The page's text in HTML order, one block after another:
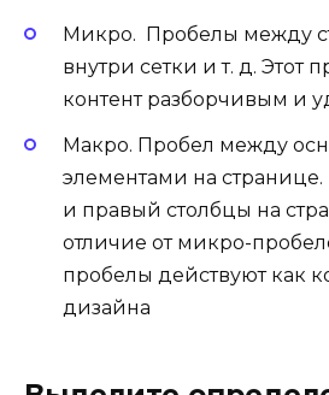
Микро. Пробелы между
внутри сетки и т. д. Этот
контент разборчивым и
Макро. Пробел между
элементами на
и правый столбцы на
отличие от микро-
пробелы действуют как
дизайна